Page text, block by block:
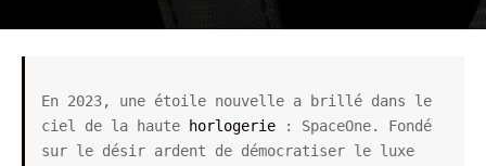
En 2023, une étoile nouvelle a brillé dans le
ciel de la haute
horlogerie : SpaceOne. Fondé
sur le désir ardent de démocratiser le luxe